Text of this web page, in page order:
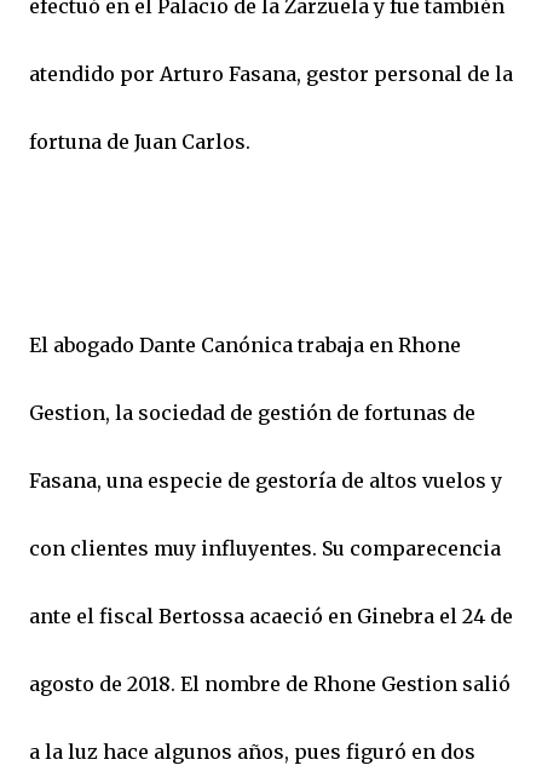
efectuó en el Palacio de la Zarzuela y fue también
atendido por Arturo Fasana, gestor personal de la
fortuna de Juan Carlos.
El abogado Dante Canónica trabaja en Rhone
Gestion, la sociedad de gestión de fortunas de
Fasana, una especie de gestoría de altos vuelos y
con clientes muy influyentes. Su comparecencia
ante el fiscal Bertossa acaeció en Ginebra el 24 de
agosto de 2018. El nombre de Rhone Gestion salió
a la luz hace algunos años, pues figuró en dos